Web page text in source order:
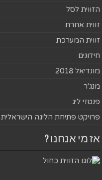
הזווית לסל
זווית אחרת
זווית המערכת
חידונים
מונדיאל 2018
מנג'ר
פנטזי ליג
פרויקט פתיחת הליגה הישראלית
אז מי אנחנו ?